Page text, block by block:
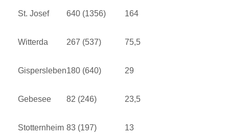
St. Josef 640 (1356) 164
Witterda 267 (537) 75,5
Gispersleben180 (640) 29
Gebesee 82 (246) 23,5
Stotternheim 83 (197) 13